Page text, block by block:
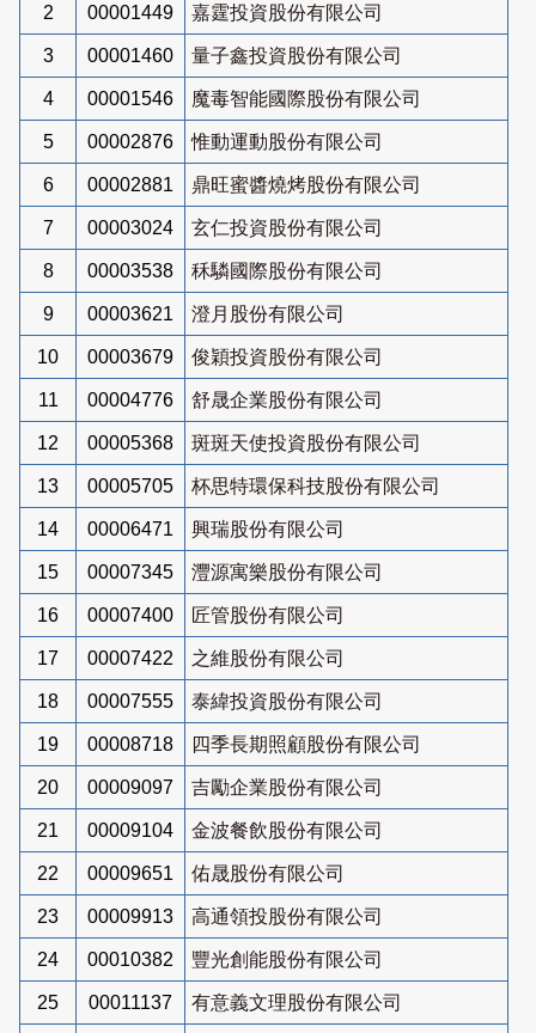
2 00001449 嘉霆投資股份有限公司
3 00001460 量子鑫投資股份有限公司
4 00001546 魔毒智能國際股份有限公司
5 00002876 惟動運動股份有限公司
6 00002881 鼎旺蜜醬燒烤股份有限公司
7 00003024 玄仁投資股份有限公司
8 00003538 秝驎國際股份有限公司
9 00003621 澄月股份有限公司
10 00003679 俊穎投資股份有限公司
11 00004776 舒晟企業股份有限公司
12 00005368 斑斑天使投資股份有限公司
13 00005705 杯思特環保科技股份有限公司
14 00006471 興瑞股份有限公司
15 00007345 灃源寓樂股份有限公司
16 00007400 匠管股份有限公司
17 00007422 之維股份有限公司
18 00007555 泰緯投資股份有限公司
19 00008718 四季長期照顧股份有限公司
20 00009097 吉勵企業股份有限公司
21 00009104 金波餐飲股份有限公司
22 00009651 佑晟股份有限公司
23 00009913 高通領投股份有限公司
24 00010382 豐光創能股份有限公司
25 00011137 有意義文理股份有限公司